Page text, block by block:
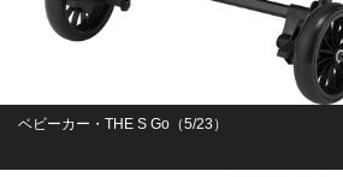
ベビーカー・THE S Go（5/23）